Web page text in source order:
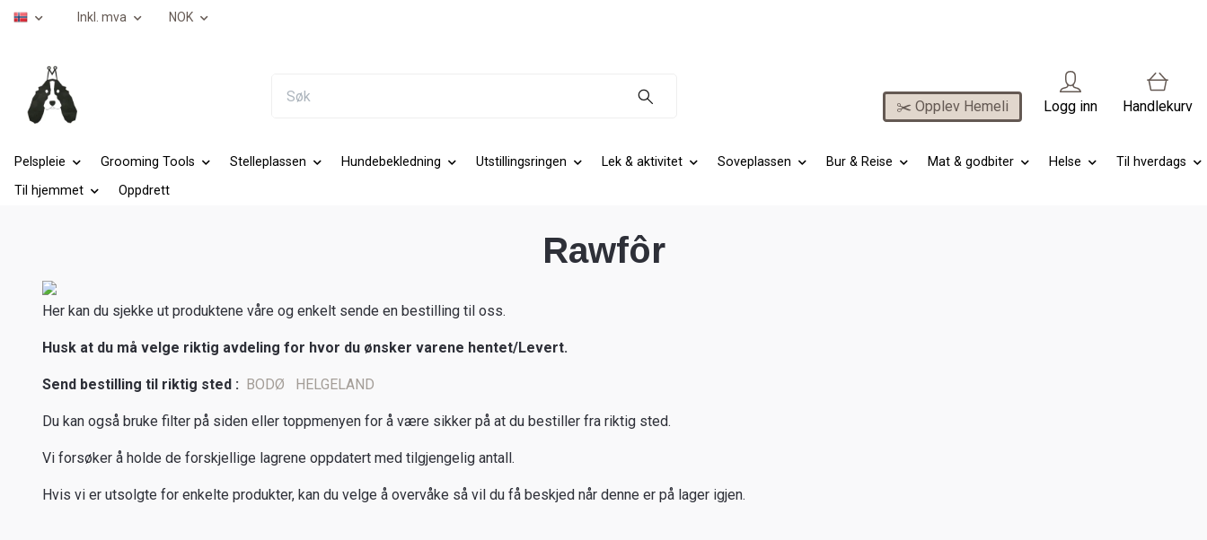
Inkl. mva NOK
✂️ Opplev Hemeli Logg inn Handlekurv
Pelspleie Grooming Tools Stelleplassen Hundebekledning Utstillingsringen Lek & aktivitet Soveplassen Bur & Reise Mat & godbiter Helse
Til hverdags
Til hjemmet
Oppdrett
Rawfôr
Her kan du sjekke ut produktene våre og enkelt sende en bestilling til oss.
Husk at du må velge riktig avdeling for hvor du ønsker varene hentet/Levert.
Send bestilling til riktig sted : BODØ HELGELAND
Du kan også bruke filter på siden eller toppmenyen for å være sikker på at du bestiller fra riktig sted.
Vi forsøker å holde de forskjellige lagrene oppdatert med tilgjengelig antall.
Hvis vi er utsolgte for enkelte produkter, kan du velge å overvåke så vil du få beskjed når denne er på lager igjen.